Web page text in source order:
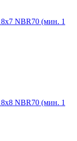
NBR70 (мин. 1
NBR70 (мин. 1